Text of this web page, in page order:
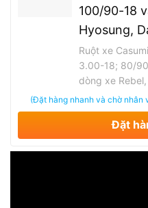
100/90-18
Hyosung,
Ruột xe
3.00-18; 80/
dòng xe
(Đặt hàng nhanh và chờ nhân
Đặt